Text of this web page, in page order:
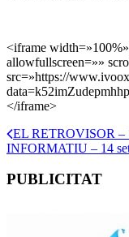
<iframe
allowfullscreen=»»
src=»https://
</iframe>
EL RETROVISOR –
INFORMATIU – 14
PUBLICITAT